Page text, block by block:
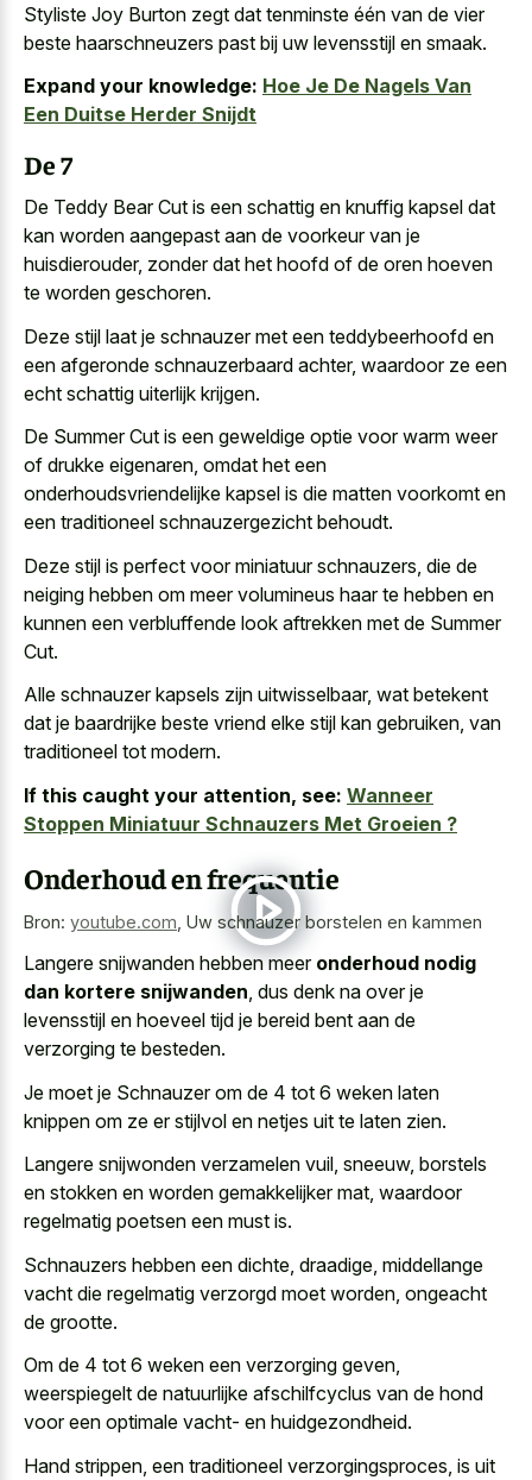
Styliste Joy Burton zegt dat tenminste één van de vier
beste haarschneuzers past bij uw levensstijl en smaak.
Expand your knowledge: Hoe Je De Nagels Van
Een Duitse Herder Snijdt
De 7
De Teddy Bear Cut is een schattig en knuffig kapsel dat
kan worden aangepast aan de voorkeur van je
huisdierouder, zonder dat het hoofd of de oren hoeven
te worden geschoren.
Deze stijl laat je schnauzer met een teddybeerhoofd en
een afgeronde schnauzerbaard achter, waardoor ze een
echt schattig uiterlijk krijgen.
De Summer Cut is een geweldige optie voor warm weer
of drukke eigenaren, omdat het een
onderhoudsvriendelijke kapsel is die matten voorkomt en
een traditioneel schnauzergezicht behoudt.
Deze stijl is perfect voor miniatuur schnauzers, die de
neiging hebben om meer volumineus haar te hebben en
kunnen een verbluffende look aftrekken met de Summer
Cut.
Alle schnauzer kapsels zijn uitwisselbaar, wat betekent
dat je baardrijke beste vriend elke stijl kan gebruiken, van
traditioneel tot modern.
If this caught your attention, see: Wanneer
Stoppen Miniatuur Schnauzers Met Groeien ?
Onderhoud en frequentie
Bron: youtube.com Uw schnauzer borstelen en kammen
Langere snijwanden hebben meer onderhoud nodig
dan kortere snijwanden, dus denk na over je
levensstijl en hoeveel tijd je bereid bent aan de
verzorging te besteden.
Je moet je Schnauzer om de 4 tot 6 weken laten
knippen om ze er stijlvol en netjes uit te laten zien.
Langere snijwonden verzamelen vuil, sneeuw, borstels
en stokken en worden gemakkelijker mat, waardoor
regelmatig poetsen een must is.
Schnauzers hebben een dichte, draadige, middellange
vacht die regelmatig verzorgd moet worden, ongeacht
de grootte.
Om de 4 tot 6 weken een verzorging geven,
weerspiegelt de natuurlijke afschilfcyclus van de hond
voor een optimale vacht- en huidgezondheid.
Hand strippen, een traditioneel verzorgingsproces, is uit